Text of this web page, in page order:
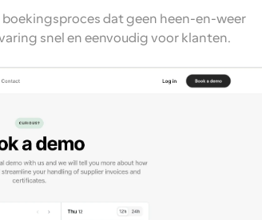
boekingsproces dat geen heen-en-weer
snel en eenvoudig voor klanten.